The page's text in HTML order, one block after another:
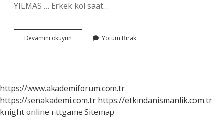
YILMAS … Erkek kol saat…
Devamını okuyun
Saat
Yorum Bırak
https://www.akademiforum.com.tr
https://senakademi.com.tr https://etkindanismanlik.com.tr
knight online nttgame Sitemap